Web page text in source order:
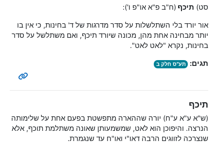
סט) תיכף (ח"ב פ"א או"פ ו'):
אור יורד בלי השתלשלות על סדר מדרגות של ד' בחינות, כי אין בו
יותר מבחינה אחת מהן, מכונה שיורד תיכף, ואם משתלשל על סדר
בחינות, נקרא "לאט לאט".
תגים: תע"ס חלק ב
תיכף
(ש"א ע"א ע"ח) יורה שההארה מתפשטת בפעם אחת על שלימותה
הנרצה. והיפוכן הוא לאט, שמשמעותן שאונה משתלמת תוכף, אלא
שנצרכה לזווגים הרבה דאו"י ואו"ח עד שנגמרת.